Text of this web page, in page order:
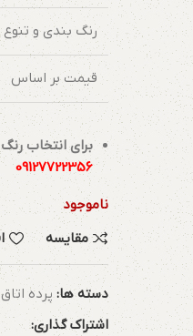
رنگ بندی و تنوع
قیمت بر اساس
برای انتخاب
09127722356
ناموجود
مقایسه
دسته ها: پرده
اشتراک گذاری: